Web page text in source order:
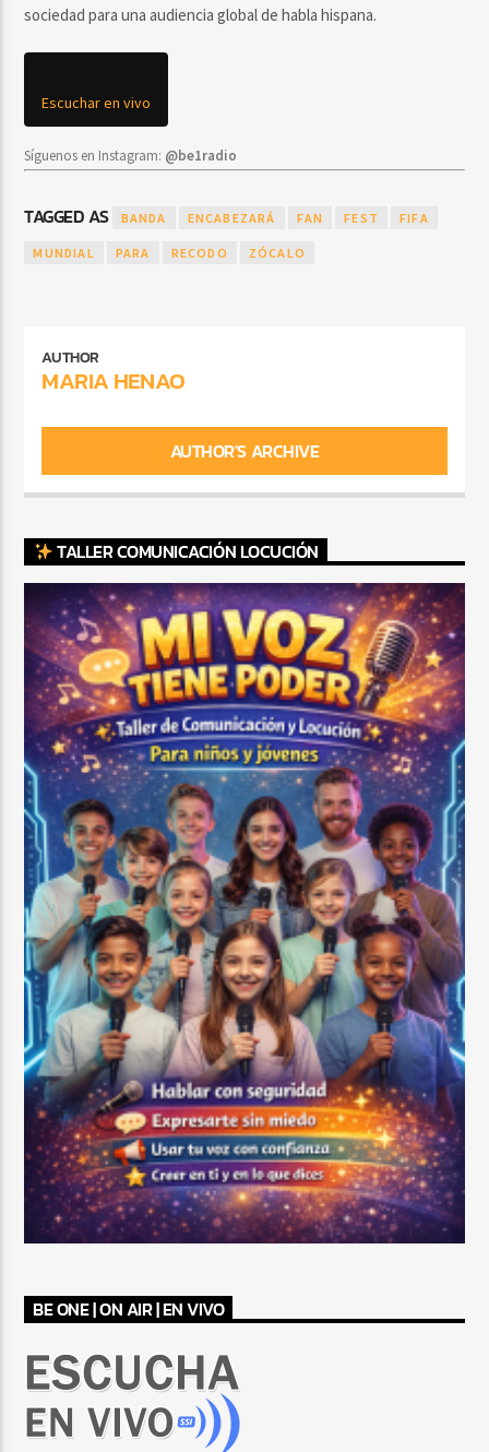
sociedad para una audiencia global de habla hispana.
Escuchar en vivo
Síguenos en Instagram: @be1radio
TAGGED AS BANDA ENCABEZARÁ FAN FEST FIFA
MUNDIAL PARA RECODO ZÓCALO
AUTHOR
MARIA HENAO
AUTHOR'S ARCHIVE
TALLER COMUNICACIÓN LOCUCIÓN
BE ONE | ON AIR | EN VIVO